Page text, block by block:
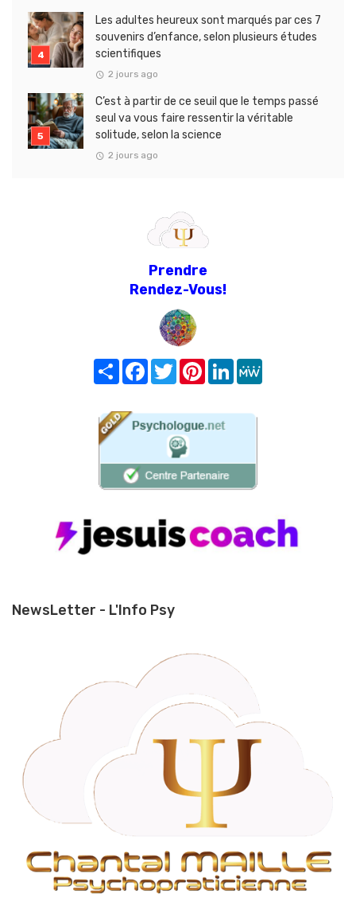
Les adultes heureux sont marqués par ces 7
souvenirs d’enfance, selon plusieurs études
scientifiques
2 jours ago
C’est à partir de ce seuil que le temps passé
seul va vous faire ressentir la véritable
solitude, selon la science
2 jours ago
Prendre
Rendez-Vous!
Share FacebookTwitterPinterest
LinkedIn
NewsLetter - L'Info Psy